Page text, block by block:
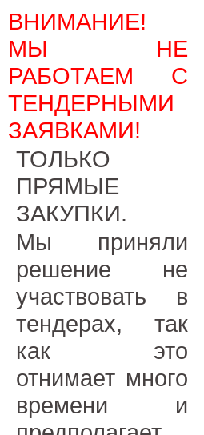
ВНИМАНИЕ!
МЫ НЕ
РАБОТАЕМ С
ТЕНДЕРНЫМИ
ЗАЯВКАМИ!
ТОЛЬКО
ПРЯМЫЕ
ЗАКУПКИ.
Мы приняли
решение не
участвовать в
тендерах, так
как это
отнимает много
времени и